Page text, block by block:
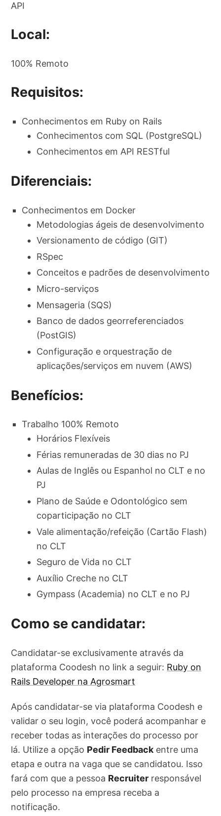
API
Local:
100% Remoto
Requisitos:
Conhecimentos em Ruby on Rails
Conhecimentos com SQL (PostgreSQL)
Conhecimentos em API RESTful
Diferenciais:
Conhecimentos em Docker
Metodologias ágeis de desenvolvimento
Versionamento de código (GIT)
RSpec
Conceitos e padrões de desenvolvimento
Micro-serviços
Mensageria (SQS)
Banco de dados georreferenciados
(PostGIS)
Configuração e orquestração de
aplicações/serviços em nuvem (AWS)
Benefícios:
Trabalho 100% Remoto
Horários Flexíveis
Férias remuneradas de 30 dias no PJ
Aulas de Inglês ou Espanhol no CLT e no
PJ
Plano de Saúde e Odontológico sem
coparticipação no CLT
Vale alimentação/refeição (Cartão Flash)
no CLT
Seguro de Vida no CLT
Auxílio Creche no CLT
Gympass (Academia) no CLT e no PJ
Como se candidatar:
Candidatar-se exclusivamente através da
plataforma Coodesh no link a seguir: Ruby on
Rails Developer na Agrosmart
Após candidatar-se via plataforma Coodesh e
validar o seu login, você poderá acompanhar e
receber todas as interações do processo por
lá. Utilize a opção Pedir Feedback entre uma
etapa e outra na vaga que se candidatou. Isso
fará com que a pessoa Recruiter responsável
pelo processo na empresa receba a
notificação.